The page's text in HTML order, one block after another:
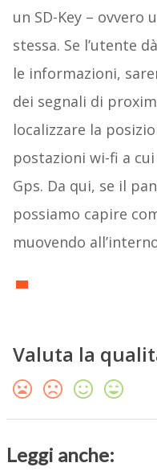
un SD-Key – ovvero
stessa. Se l’utente
le informazioni,
dei segnali di
localizzare la
postazioni wi-fi a
Gps. Da qui, se il
possiamo capire
muovendo
Valuta la
Leggi anche: